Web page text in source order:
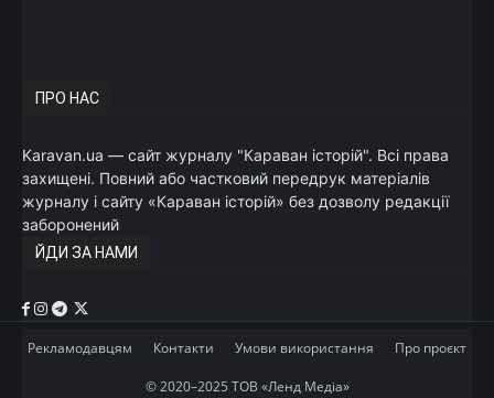
ПРО НАС
Karavan.ua — сайт журналу "Караван історій". Всі права
захищені. Повний або частковий передрук матеріалів
журналу і сайту «Караван історій» без дозволу редакції
заборонений
ЙДИ ЗА НАМИ
Рекламодавцям Контакти Умови використання Про проєкт
© 2020–2025 ТОВ «Ленд Медіа»